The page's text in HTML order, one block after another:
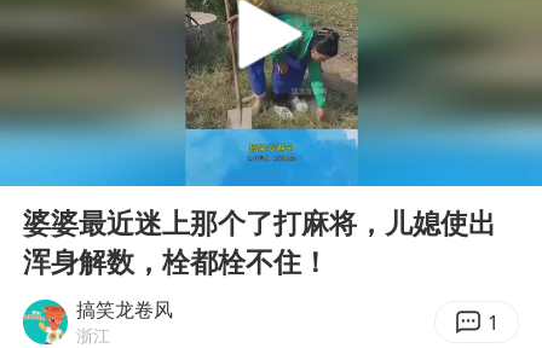
“秋天的第一杯奶茶”6岁了
上海：台风白海豚或将带来龙卷风
四川宜宾市高县4.9级地震致1人死亡
38岁演员求职万岁山NPC成功
国乒男单横滨冠军赛全军覆没
胡彦斌获《歌手2026》歌王
Play
00:12
婆婆最近迷上那个了打麻将，儿媳使出
浑身解数，栓都栓不住！
搞笑龙卷风
浙江 1